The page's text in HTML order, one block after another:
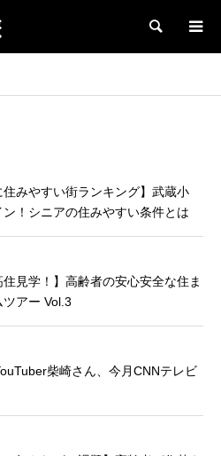
検索
住みやすい街ランキング】武蔵小
！シニアの住みやすい条件とは
住見学！】高齢者の安心安全な住ま
アー Vol.3
柴崎さん、今月CNNテレビ